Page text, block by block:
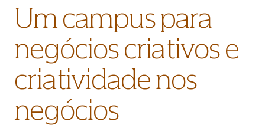
Um campus para
negócios criativos e
criatividade nos
negócios